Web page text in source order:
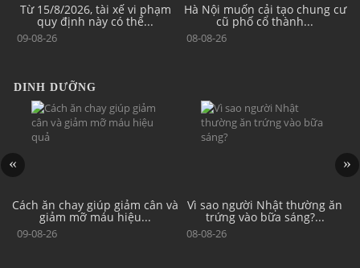
Từ 15/8/2026, tài xế vi phạm
quy định này có thể...
09-08-26
Hà Nội muốn cải tạo chung cư
cũ phố cổ thành...
08-08-26
DINH DƯỠNG
Cách ăn chay giúp giảm cân và
giảm mỡ máu hiệu...
09-08-26
Vì sao người Nhật thường ăn
trứng vào bữa sáng?...
08-08-26